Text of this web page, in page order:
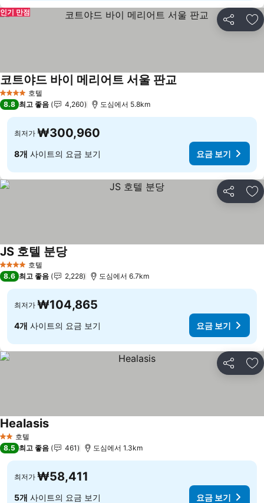
공유 즐
인기 만점
4 성급 호텔
코트야드 바이 메리어트 서울 판교요금 보기
8.8 최고 좋음 4,260 도심에서 5.8km
최저가 ₩300,960
8개 사이트의 요금 보기 요금 보기
공유 즐
4 성급 호텔
JS 호텔 분당
8.6 최고 좋음 2,228 도심에서 6.7km
최저가 ₩104,865
4개 사이트의 요금 보기 요금 보기
공유 즐
2 성급호텔
Healasis요금 보기
8.5 최고 좋음 461 도심에서 1.3km
최저가 ₩58,411
5개 사이트의 요금 보기 요금 보기